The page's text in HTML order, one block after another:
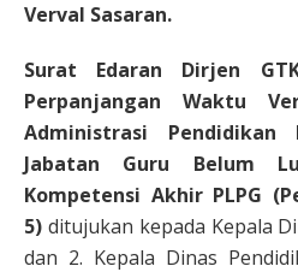
Verval Sasaran.
Surat Edaran Dirjen
Perpanjangan Waktu
Administrasi
Jabatan Guru Belum
Kompetensi Akhir PLPG
5) ditujukan kepada Kepala
dan 2. Kepala Dinas